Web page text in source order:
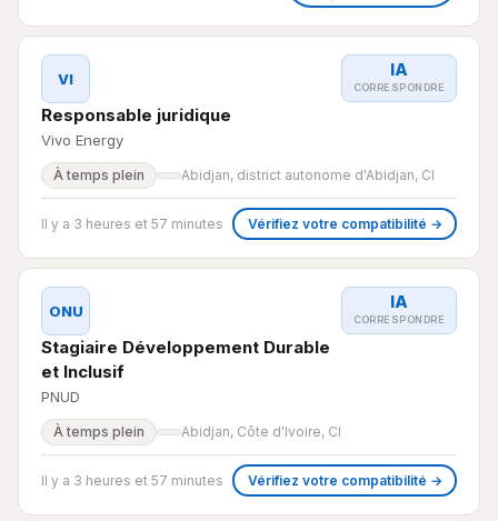
VI
Responsable juridique
Vivo Energy
IA
CORRESPONDRE
À temps plein Abidjan, district autonome d'Abidjan, CI
Il y a 3 heures et 57 minutes Vérifiez votre compatibilité →
ONU
Stagiaire Développement Durable
et Inclusif
PNUD
IA
CORRESPONDRE
À temps plein Abidjan, Côte d'Ivoire, CI
Il y a 3 heures et 57 minutes Vérifiez votre compatibilité →